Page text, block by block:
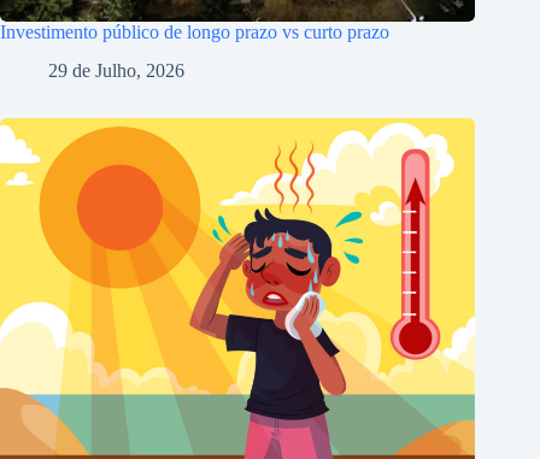
Investimento público de longo prazo vs curto prazo
29 de Julho, 2026